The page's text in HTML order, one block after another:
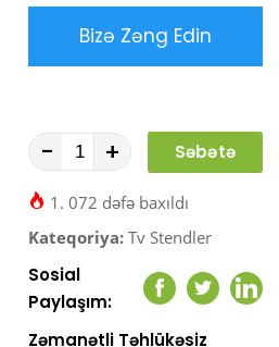
Bizə Zəng Edin
- +
Səbətə
1. 072 dəfə baxıldı
Kateqoriya: Tv Stendler
Sosial
Paylaşım:
Facebook
Twitter
Zəmanətli Təhlükəsiz